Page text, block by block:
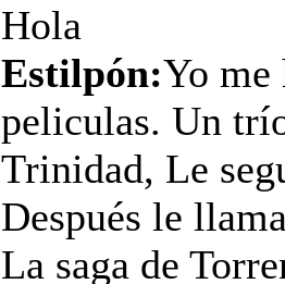
Hola
Estilpón:Yo me
peliculas. Un
Trinidad, Le
Después le
La saga de